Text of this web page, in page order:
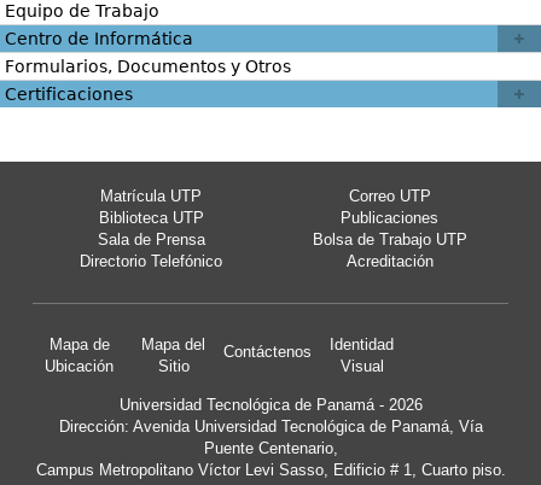
Equipo de Trabajo
Centro de Informática
Formularios, Documentos y Otros
Certificaciones
Matrícula UTP
Correo UTP
Biblioteca UTP
Publicaciones
Sala de Prensa
Bolsa de Trabajo UTP
Directorio Telefónico
Acreditación
Mapa de
Ubicación
Mapa del
Sitio
Contáctenos
Identidad
Visual
Universidad Tecnológica de Panamá - 2026
Dirección: Avenida Universidad Tecnológica de Panamá, Vía
Puente Centenario,
Campus Metropolitano Víctor Levi Sasso, Edificio # 1, Cuarto piso.